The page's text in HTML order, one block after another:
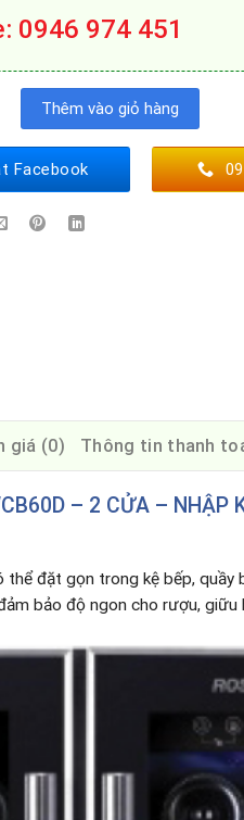
0946 974 451
RWCB60D số lượng
Thêm vào giỏ hàng
Facebook
giá (0) Thông tin thanh
– 2 CỬA – NHẬP
đặt gọn trong kệ bếp, quầy
bảo độ ngon cho rượu,